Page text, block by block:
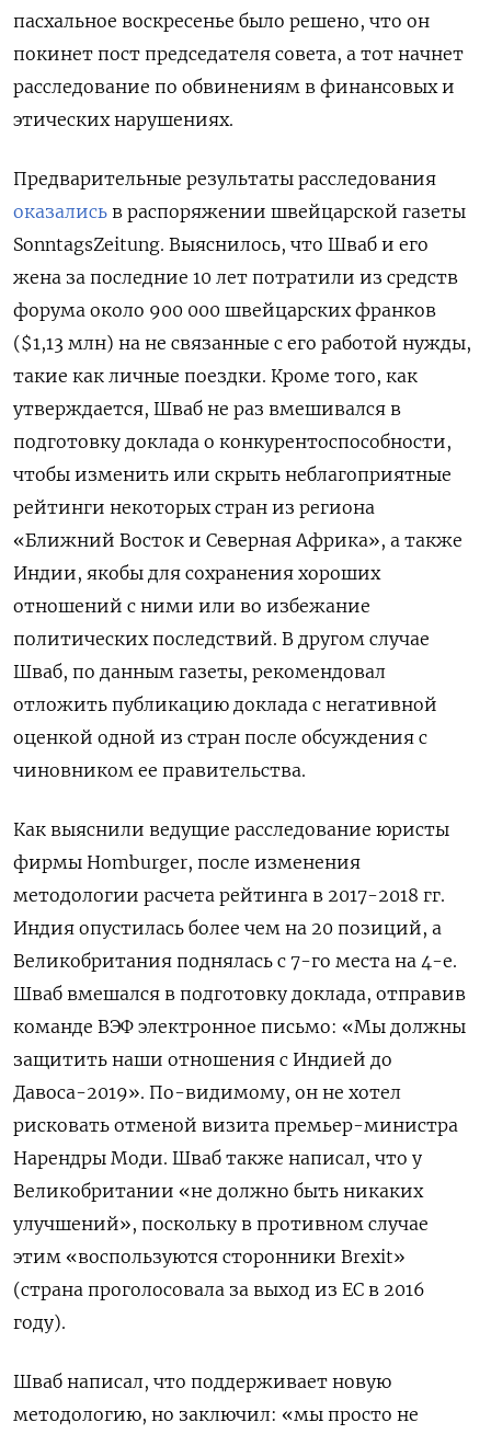
пасхальное воскресенье было решено, что он
покинет пост председателя совета, а тот начнет
расследование по обвинениям в финансовых и
этических нарушениях.
Предварительные результаты расследования
оказались в распоряжении швейцарской газеты
SonntagsZeitung. Выяснилось, что Шваб и его
жена за последние 10 лет потратили из средств
форума около 900 000 швейцарских франков
($1,13 млн) на не связанные с его работой нужды,
такие как личные поездки. Кроме того, как
утверждается, Шваб не раз вмешивался в
подготовку доклада о конкурентоспособности,
чтобы изменить или скрыть неблагоприятные
рейтинги некоторых стран из региона
«Ближний Восток и Северная Африка», а также
Индии, якобы для сохранения хороших
отношений с ними или во избежание
политических последствий. В другом случае
Шваб, по данным газеты, рекомендовал
отложить публикацию доклада с негативной
оценкой одной из стран после обсуждения с
чиновником ее правительства.
Как выяснили ведущие расследование юристы
фирмы Homburger, после изменения
методологии расчета рейтинга в 2017-2018 гг.
Индия опустилась более чем на 20 позиций, а
Великобритания поднялась с 7-го места на 4-е.
Шваб вмешался в подготовку доклада, отправив
команде ВЭФ электронное письмо: «Мы должны
защитить наши отношения с Индией до
Давоса-2019». По-видимому, он не хотел
рисковать отменой визита премьер-министра
Нарендры Моди. Шваб также написал, что у
Великобритании «не должно быть никаких
улучшений», поскольку в противном случае
этим «воспользуются сторонники Brexit»
(страна проголосовала за выход из ЕС в 2016
году).
Шваб написал, что поддерживает новую
методологию, но заключил: «мы просто не